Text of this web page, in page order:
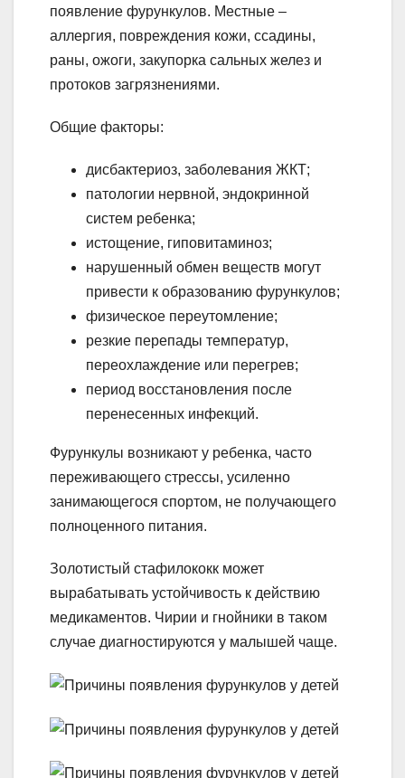
появление фурункулов. Местные –
аллергия, повреждения кожи, ссадины,
раны, ожоги, закупорка сальных желез и
протоков загрязнениями.
Общие факторы:
дисбактериоз, заболевания ЖКТ;
патологии нервной, эндокринной
систем ребенка;
истощение, гиповитаминоз;
нарушенный обмен веществ могут
привести к образованию фурункулов;
физическое переутомление;
резкие перепады температур,
переохлаждение или перегрев;
период восстановления после
перенесенных инфекций.
Фурункулы возникают у ребенка, часто
переживающего стрессы, усиленно
занимающегося спортом, не получающего
полноценного питания.
Золотистый стафилококк может
вырабатывать устойчивость к действию
медикаментов. Чирии и гнойники в таком
случае диагностируются у малышей чаще.